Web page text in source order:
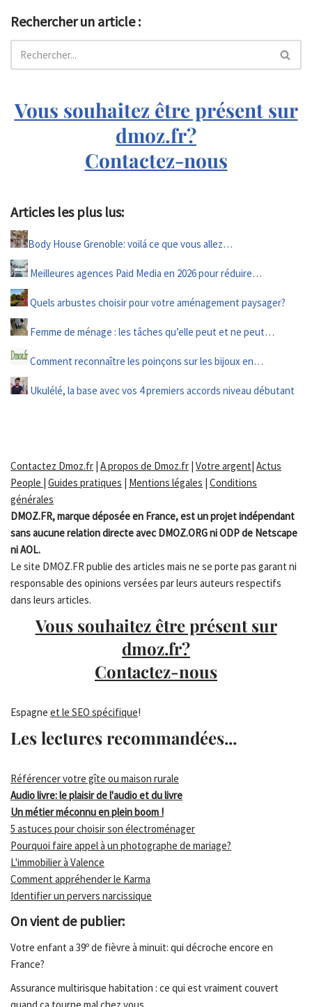
Rechercher un article :
Vous souhaitez être présent sur
dmoz.fr?
Contactez-nous
Articles les plus lus:
Body House Grenoble: voilá ce que vous allez…
Meilleures agences Paid Media en 2026 pour réduire…
Quels arbustes choisir pour votre aménagement paysager?
Femme de ménage : les tâches qu’elle peut et ne peut…
Comment reconnaître les poinçons sur les bijoux en…
Ukulélé, la base avec vos 4 premiers accords niveau débutant
Contactez Dmoz.fr | A propos de Dmoz.fr | Votre argent| Actus
People | Guides pratiques | Mentions légales | Conditions
générales
DMOZ.FR, marque déposée en France, est un projet indépendant
sans aucune relation directe avec DMOZ.ORG ni ODP de Netscape
ni AOL.
Le site DMOZ.FR publie des articles mais ne se porte pas garant ni
responsable des opinions versées par leurs auteurs respectifs
dans leurs articles.
Vous souhaitez être présent sur
dmoz.fr?
Contactez-nous
Espagne et le SEO spécifique!
Les lectures recommandées...
Référencer votre gîte ou maison rurale
Audio livre: le plaisir de l'audio et du livre
Un métier méconnu en plein boom !
5 astuces pour choisir son électroménager
Pourquoi faire appel à un photographe de mariage?
L'immobilier à Valence
Comment appréhender le Karma
Identifier un pervers narcissique
On vient de publier:
Votre enfant a 39º de fièvre à minuit: qui décroche encore en
France?
Assurance multirisque habitation : ce qui est vraiment couvert